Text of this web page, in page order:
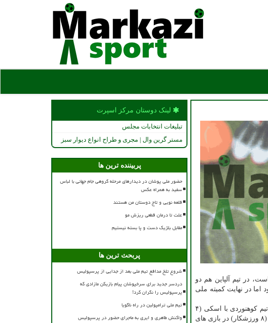
و زن دریافت کرده است، در تیم آلپاین هم دو
این فدراسیون پیگیر افزایش این تعداد سهمیه تیم آلپاین به ۴ سهمیه بود اما در نهایت کمیته ملی
بدین ترتیب کاروان ورزش ایران با عنایت به مخالفت کمیته ملی المپیک با اضافه شدن ۶ سهمیه ورزشکاران برای دو تیم کوهنوردی با اسکی (۴
نفر) و آلپاین (۲ نفر)، با ۱۴ ورزشکار در رشته های کوهنوردی با اسکی (۴ ورزشکار)، آلپاین (۲ ورزشکار) و صحرانوردی (۸ ورزشکار) در بازی های
لینک دوستان مركز اسپرت
تبلیغات انتخابات مجلس
مستر گرین وال | مجری و طراح انواع دیوار سبز
پربیننده ترین ها
حضور ملی پوشان در دیدارهای مرحله گروهی جام جهانی با لباس
سفید به همراه عکس
قلعه نویی و تاج دوستان من هستند
علت تا درمان قطعی ریزش مو
مقابل بلژیک دست و پا بسته نیستیم
پربحث ترین ها
شروع تلخ مدافع تیم ملی بعد از جدایی از پرسپولیس
دردسر جدید برای سرخپوشان پیام بازیکن مازادی که
پرسپولیس را نگران کرد!
تیم ملی ترامپولین در راه ناگویا
واکنش طاهری و ایری به ماجرای حضور در پرسپولیس